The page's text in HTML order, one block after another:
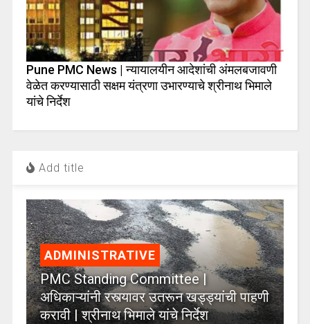
Pune PMC News | न्यायालयीन आदेशांची अंमलबजावणी
वेळेत करण्यासाठी सक्षम यंत्रणा उभारण्याचे श्रीनाथ भिमाले
यांचे निर्देश
Add title
ADMINISTRATIVE
PMC Standing Committee |
अधिकाऱ्यांनी रस्त्यावर उतरून खड्ड्यांची पाहणी
करावी | श्रीनाथ भिमाले यांचे निर्देश